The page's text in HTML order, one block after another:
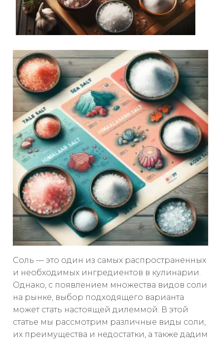
Соль — это один из самых распространенных
и необходимых ингредиентов в кулинарии.
Однако, с появлением множества видов соли
на рынке, выбор подходящего варианта
может стать настоящей дилеммой. В этой
статье мы рассмотрим различные виды соли,
их преимущества и недостатки, а также дадим